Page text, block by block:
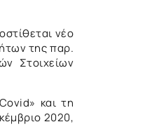
νέο
της παρ.
Στοιχείων
και τη
2020,